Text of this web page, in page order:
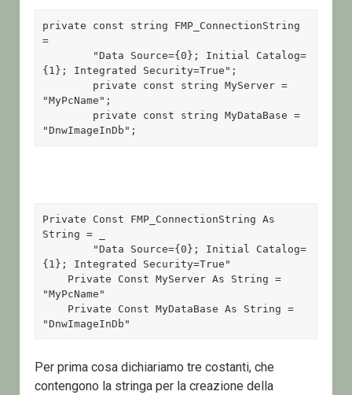
private const string FMP_ConnectionString
=
{1}; Integrated Security=True";
"MyPcName";
"DnwImageInDb";
Private Const FMP_ConnectionString As
String = _
{1}; Integrated Security=True"
"MyPcName"
"DnwImageInDb"
Per prima cosa dichiariamo tre costanti, che
contengono la stringa per la creazione della